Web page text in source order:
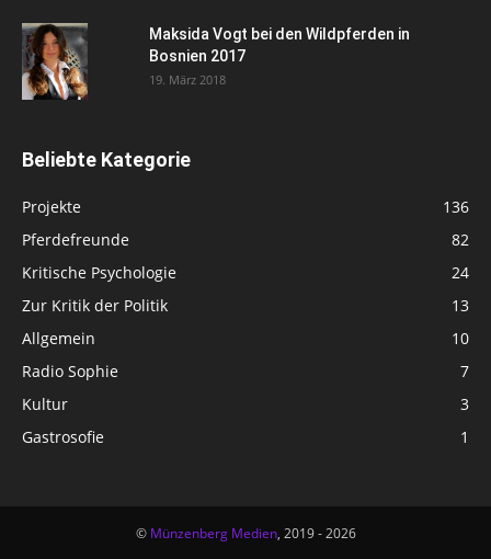
Maksida Vogt bei den Wildpferden in
Bosnien 2017
19. März 2018
Beliebte Kategorie
Projekte
136
Pferdefreunde
82
Kritische Psychologie
24
Zur Kritik der Politik
13
Allgemein
10
Radio Sophie
7
Kultur
3
Gastrosofie
1
© Münzenberg Medien, 2019 - 2026